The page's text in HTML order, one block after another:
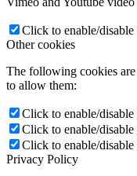
Click to enable/disable
Other cookies
The following cookies
to allow them:
Click to enable/
Click to enable/
Click to enable/
Privacy Policy